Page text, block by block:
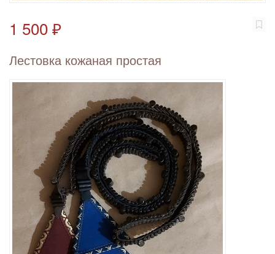
1 500 ₽
Лестовка кожаная простая